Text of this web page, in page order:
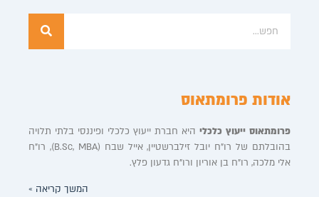
אודות פרומתאוס
פרומתאוס ייעוץ כלכלי היא חברת ייעוץ כלכלי ופיננסי בלתי תלויה
בהובלתם של רו”ח יובל זילברשטיין, אייל שבח (B.Sc, MBA), רו”ח
אלי מלכה, רו”ח בן אוריון ורו”ח גדעון פלץ.
המשך קריאה »